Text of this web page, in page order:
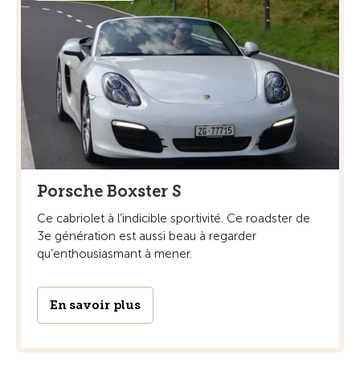
Porsche Boxster S
Ce cabriolet à l’indicible sportivité. Ce roadster de
3e génération est aussi beau à regarder
qu’enthousiasmant à mener.
En savoir plus